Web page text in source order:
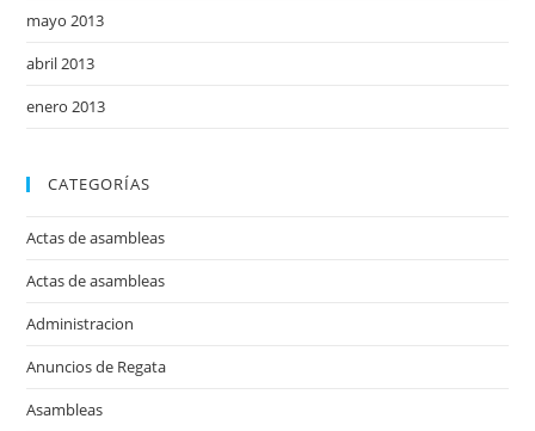
mayo 2013
abril 2013
enero 2013
CATEGORÍAS
Actas de asambleas
Actas de asambleas
Administracion
Anuncios de Regata
Asambleas